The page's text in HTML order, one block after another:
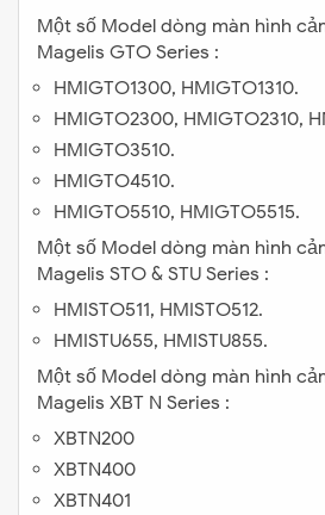
Một số Model dòng màn hình
Magelis GTO Series :
HMIGTO1300, HMIGTO1310.
HMIGTO2300, HMIGTO2310,
HMIGTO3510.
HMIGTO4510.
HMIGTO5510, HMIGTO5515.
Một số Model dòng màn hình
Magelis STO & STU Series :
HMISTO511, HMISTO512.
HMISTU655, HMISTU855.
Một số Model dòng màn hình
Magelis XBT N Series :
XBTN200
XBTN400
XBTN401